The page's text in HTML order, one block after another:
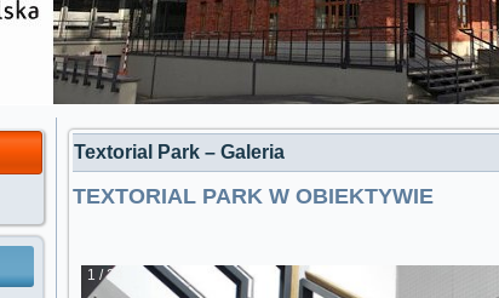
Textorial Park – Galeria
TEXTORIAL PARK W OBIEKTYWIE
1 / 24